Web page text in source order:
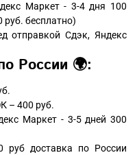
Маркет - 3-4 дня 100
руб. бесплатно)
отправкой Сдэк, Яндекс
России 🌍:
– 400 руб.
Маркет - 3-5 дней 300
руб доставка по России